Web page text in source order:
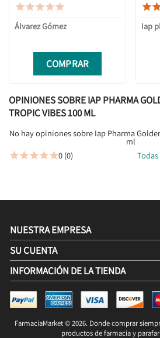
IAP PHARMA GOLDEN
4,95 €3,30 € / 100g

Álvarez Gómez
COMPRAR

Iap
OPINIONES SOBRE IAP PHARMA
TROPIC VIBES 100 ML
No hay opiniones sobre Iap Pharma
ml
0 (0)
NUESTRA EMPRESA
SU CUENTA
INFORMACIÓN DE LA TIENDA
FarmaciaMarket © 2026. Donde comprar
productos de farmacia y